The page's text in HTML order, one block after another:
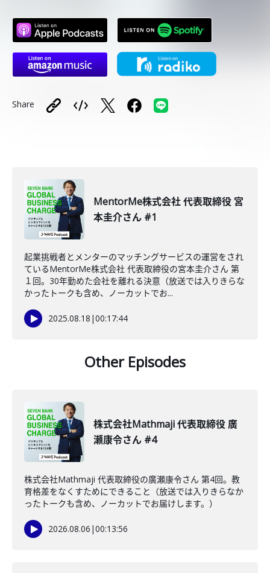
Share
MentorMe株式会社 代表取締役 宮
本圭介さん #1
起業挑戦者とメンターのマッチングサービスの運営をされ
ているMentorMe株式会社 代表取締役の宮本圭介さん 第
１回。30年勤めた会社を離れる決意（放送では入りきらな
かったトークも含め、ノーカットでお...
2025.08.18 |00:17:44
Other Episodes
株式会社Mathmaji 代表取締役 廣
瀬康令さん #4
株式会社Mathmaji 代表取締役の廣瀬康令さん 第4回。教
育格差をなくすためにできること（放送では入りきらなか
ったトークも含め、ノーカットでお届けします。）
2026.08.06 |00:13:56